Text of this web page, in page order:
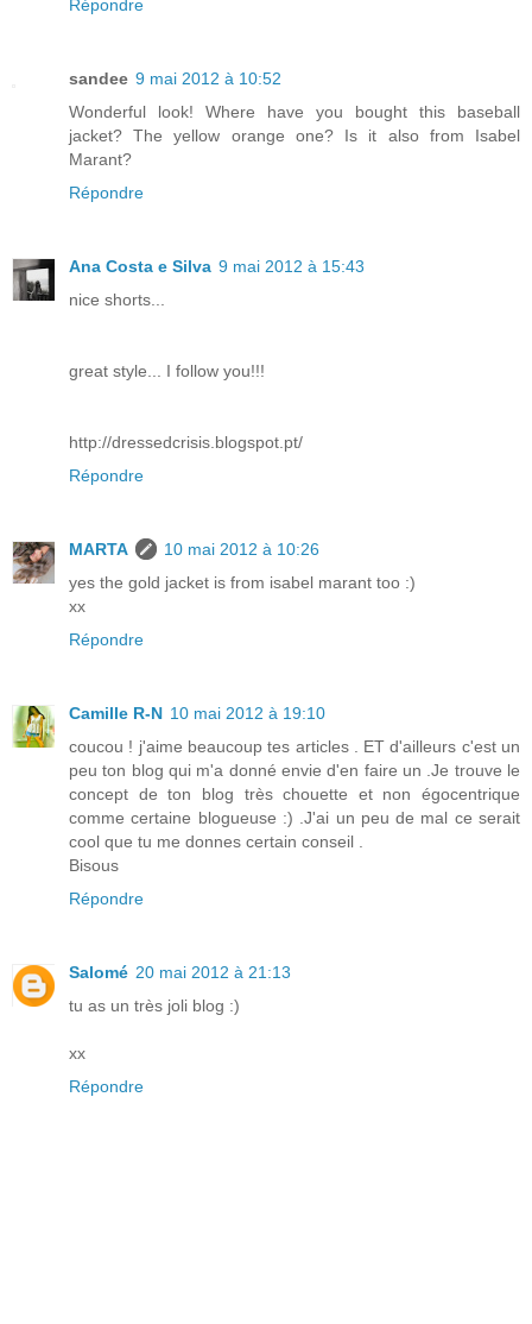
Répondre
sandee 9 mai 2012 à 10:52
Wonderful look! Where have you bought this baseball
jacket? The yellow orange one? Is it also from Isabel
Marant?
Répondre
Ana Costa e Silva 9 mai 2012 à 15:43
nice shorts...
great style... I follow you!!!
http://dressedcrisis.blogspot.pt/
Répondre
MARTA
10 mai 2012 à 10:26
yes the gold jacket is from isabel marant too :)
xx
Répondre
Camille R-N 10 mai 2012 à 19:10
coucou ! j'aime beaucoup tes articles . ET d'ailleurs c'est un
peu ton blog qui m'a donné envie d'en faire un .Je trouve le
concept de ton blog très chouette et non égocentrique
comme certaine blogueuse :) .J'ai un peu de mal ce serait
cool que tu me donnes certain conseil .
Bisous
Répondre
Salomé 20 mai 2012 à 21:13
tu as un très joli blog :)
xx
Répondre